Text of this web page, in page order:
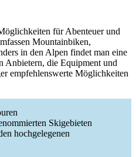
für Abenteuer und
Mountainbiken,
in den Alpen findet man eine
Anbietern, die Equipment und
empfehlenswerte Möglichkeiten
Skigebieten
hochgelegenen